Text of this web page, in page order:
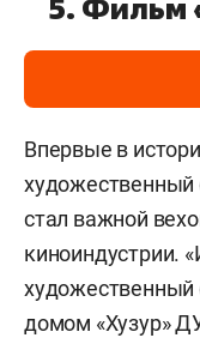
Впервые в
стал важной
киноиндустрии.
домом «Хузур»